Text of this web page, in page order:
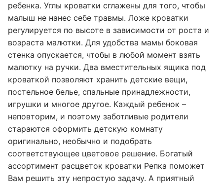
ребенка. Углы кроватки сглажены для того, чтобы
малыш не нанес себе травмы. Ложе кроватки
регулируется по высоте в зависимости от роста и
возраста малютки. Для удобства мамы боковая
стенка опускается, чтобы в любой момент взять
малютку на ручки. Два вместительных ящика под
кроваткой позволяют хранить детские вещи,
постельное белье, спальные принадлежности,
игрушки и многое другое. Каждый ребенок –
неповторим, и поэтому заботливые родители
стараются оформить детскую комнату
оригинально, необычно и подобрать
соответствующее цветовое решение. Богатый
ассортимент расцветок кроватки Репка поможет
Вам решить эту непростую задачу. А приятный